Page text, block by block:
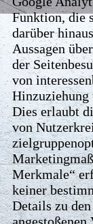
Funktion, die
darüber
Aussagen
der
von
Dies erlaubt
von
Merkmale“
keiner
Details zu